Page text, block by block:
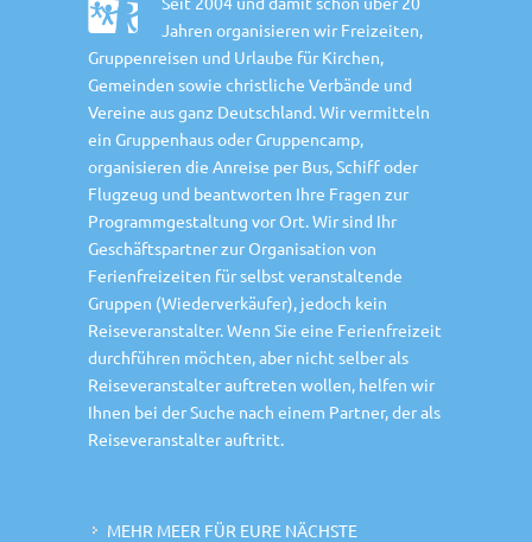
Jahren organisieren wir Freizeiten,
Gruppenreisen und Urlaube für Kirchen,
Gemeinden sowie christliche Verbände und
Vereine aus ganz Deutschland. Wir vermitteln
ein Gruppenhaus oder Gruppencamp,
organisieren die Anreise per Bus, Schiff oder
Flugzeug und beantworten Ihre Fragen zur
Programmgestaltung vor Ort. Wir sind Ihr
Geschäftspartner zur Organisation von
Ferienfreizeiten für selbst veranstaltende
Gruppen (Wiederverkäufer), jedoch kein
Reiseveranstalter. Wenn Sie eine Ferienfreizeit
durchführen möchten, aber nicht selber als
Reiseveranstalter auftreten wollen, helfen wir
Ihnen bei der Suche nach einem Partner, der als
Reiseveranstalter auftritt.
MEHR MEER FÜR EURE NÄCHSTE